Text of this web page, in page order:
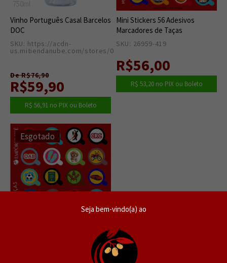
Seja bem-vindo(a) ao
Vinho Português Casal Barcelos
DOC
SKU: https://acdn-
us.mitiendanube.com/stores/001/860/687/products
De R$76,90
R$59,90
R$ 56,91no PIX ou Boleto
Mini Stickers 56 Adesivos
Marcadores de Taças
SKU: 26959-419
R$56,00
R$ 53,20no PIX ou Boleto
Esgotado